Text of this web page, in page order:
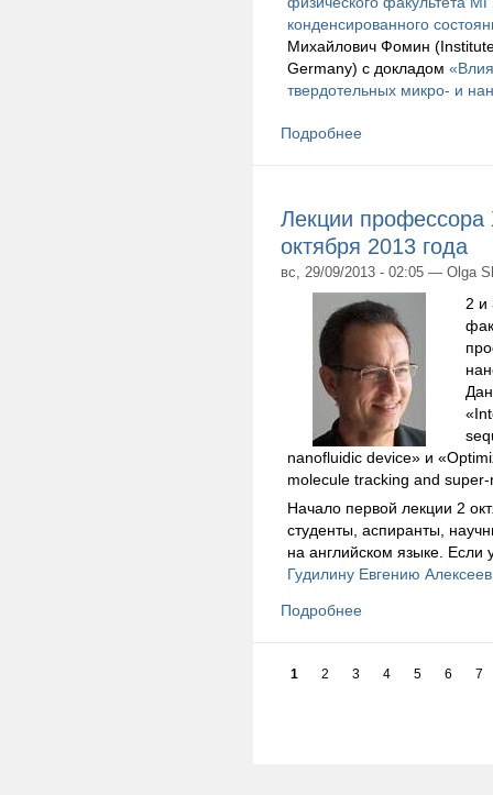
конденсированного
Михайлович Фомин
Germany) с докладом
твердотельных микро- и
Подробнее
Лекции
октября 2013 года
вс, 29/09/2013 - 02:05 — Olga
2 и
nanofluidic device» и
molecule tracking and
Начало первой лекции 2
студенты, аспиранты,
на английском языке. Если
Гудилину Евгению
Подробнее
1 2 3 4 5 6 7